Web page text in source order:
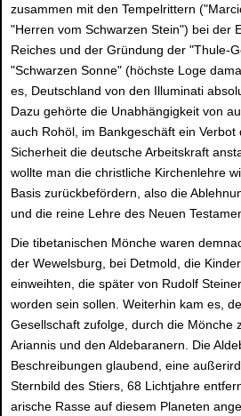
zusammen mit den Tempelrittern
"Herren vom Schwarzen Stein") bei der
Reiches und der Gründung der "Thule-
"Schwarzen Sonne" (höchste Loge
es, Deutschland von den Illuminati
Dazu gehörte die Unabhängigkeit von
auch Rohöl, im Bankgeschäft ein Verbot
Sicherheit die deutsche Arbeitskraft
wollte man die christliche Kirchenlehre
Basis zurückbefördern, also die
und die reine Lehre des Neuen
Die tibetanischen Mönche waren
der Wewelsburg, bei Detmold, die
einweihten, die später von Rudolf
worden sein sollen. Weiterhin kam es,
Gesellschaft zufolge, durch die Mönche
Ariannis und den Aldebaranern. Die
Beschreibungen glaubend, eine
Sternbild des Stiers, 68 Lichtjahre
arische Rasse auf diesem Planeten